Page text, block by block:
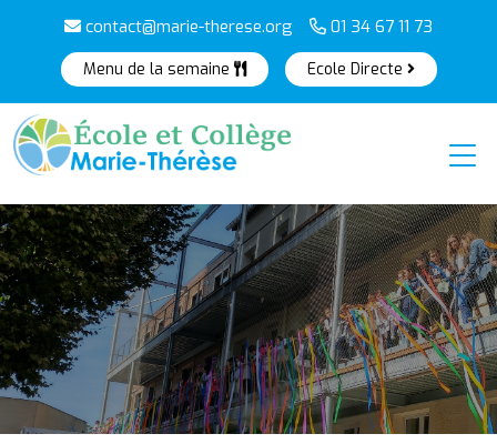
contact@marie-therese.org 01 34 67 11 73
Menu de la semaine Ecole Directe